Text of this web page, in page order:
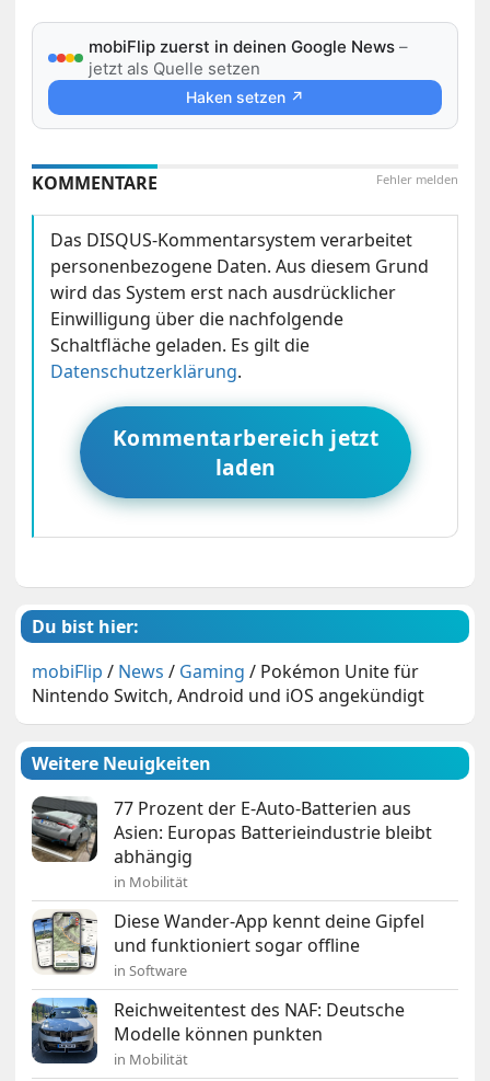
mobiFlip zuerst in deinen Google News –
jetzt als Quelle setzen
Haken setzen ↗
Fehler melden
KOMMENTARE
Das DISQUS-Kommentarsystem verarbeitet
personenbezogene Daten. Aus diesem Grund
wird das System erst nach ausdrücklicher
Einwilligung über die nachfolgende
Schaltfläche geladen. Es gilt die
Datenschutzerklärung.
Kommentarbereich jetzt
laden
Du bist hier:
mobiFlip / News / Gaming / Pokémon Unite für
Nintendo Switch, Android und iOS angekündigt
Weitere Neuigkeiten
77 Prozent der E-Auto-Batterien aus
Asien: Europas Batterieindustrie bleibt
abhängig
in Mobilität
Diese Wander-App kennt deine Gipfel
und funktioniert sogar offline
in Software
Reichweitentest des NAF: Deutsche
Modelle können punkten
in Mobilität